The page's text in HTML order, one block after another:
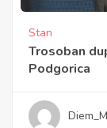
Stan
Trosoban
Podgorica